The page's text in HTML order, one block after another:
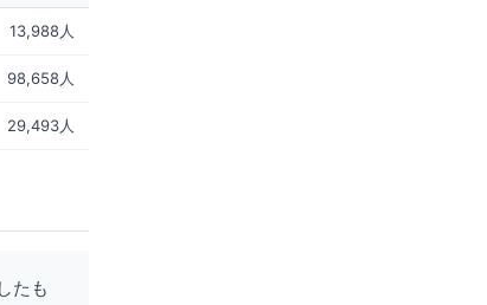
13,988人
98,658人
29,493人
たも